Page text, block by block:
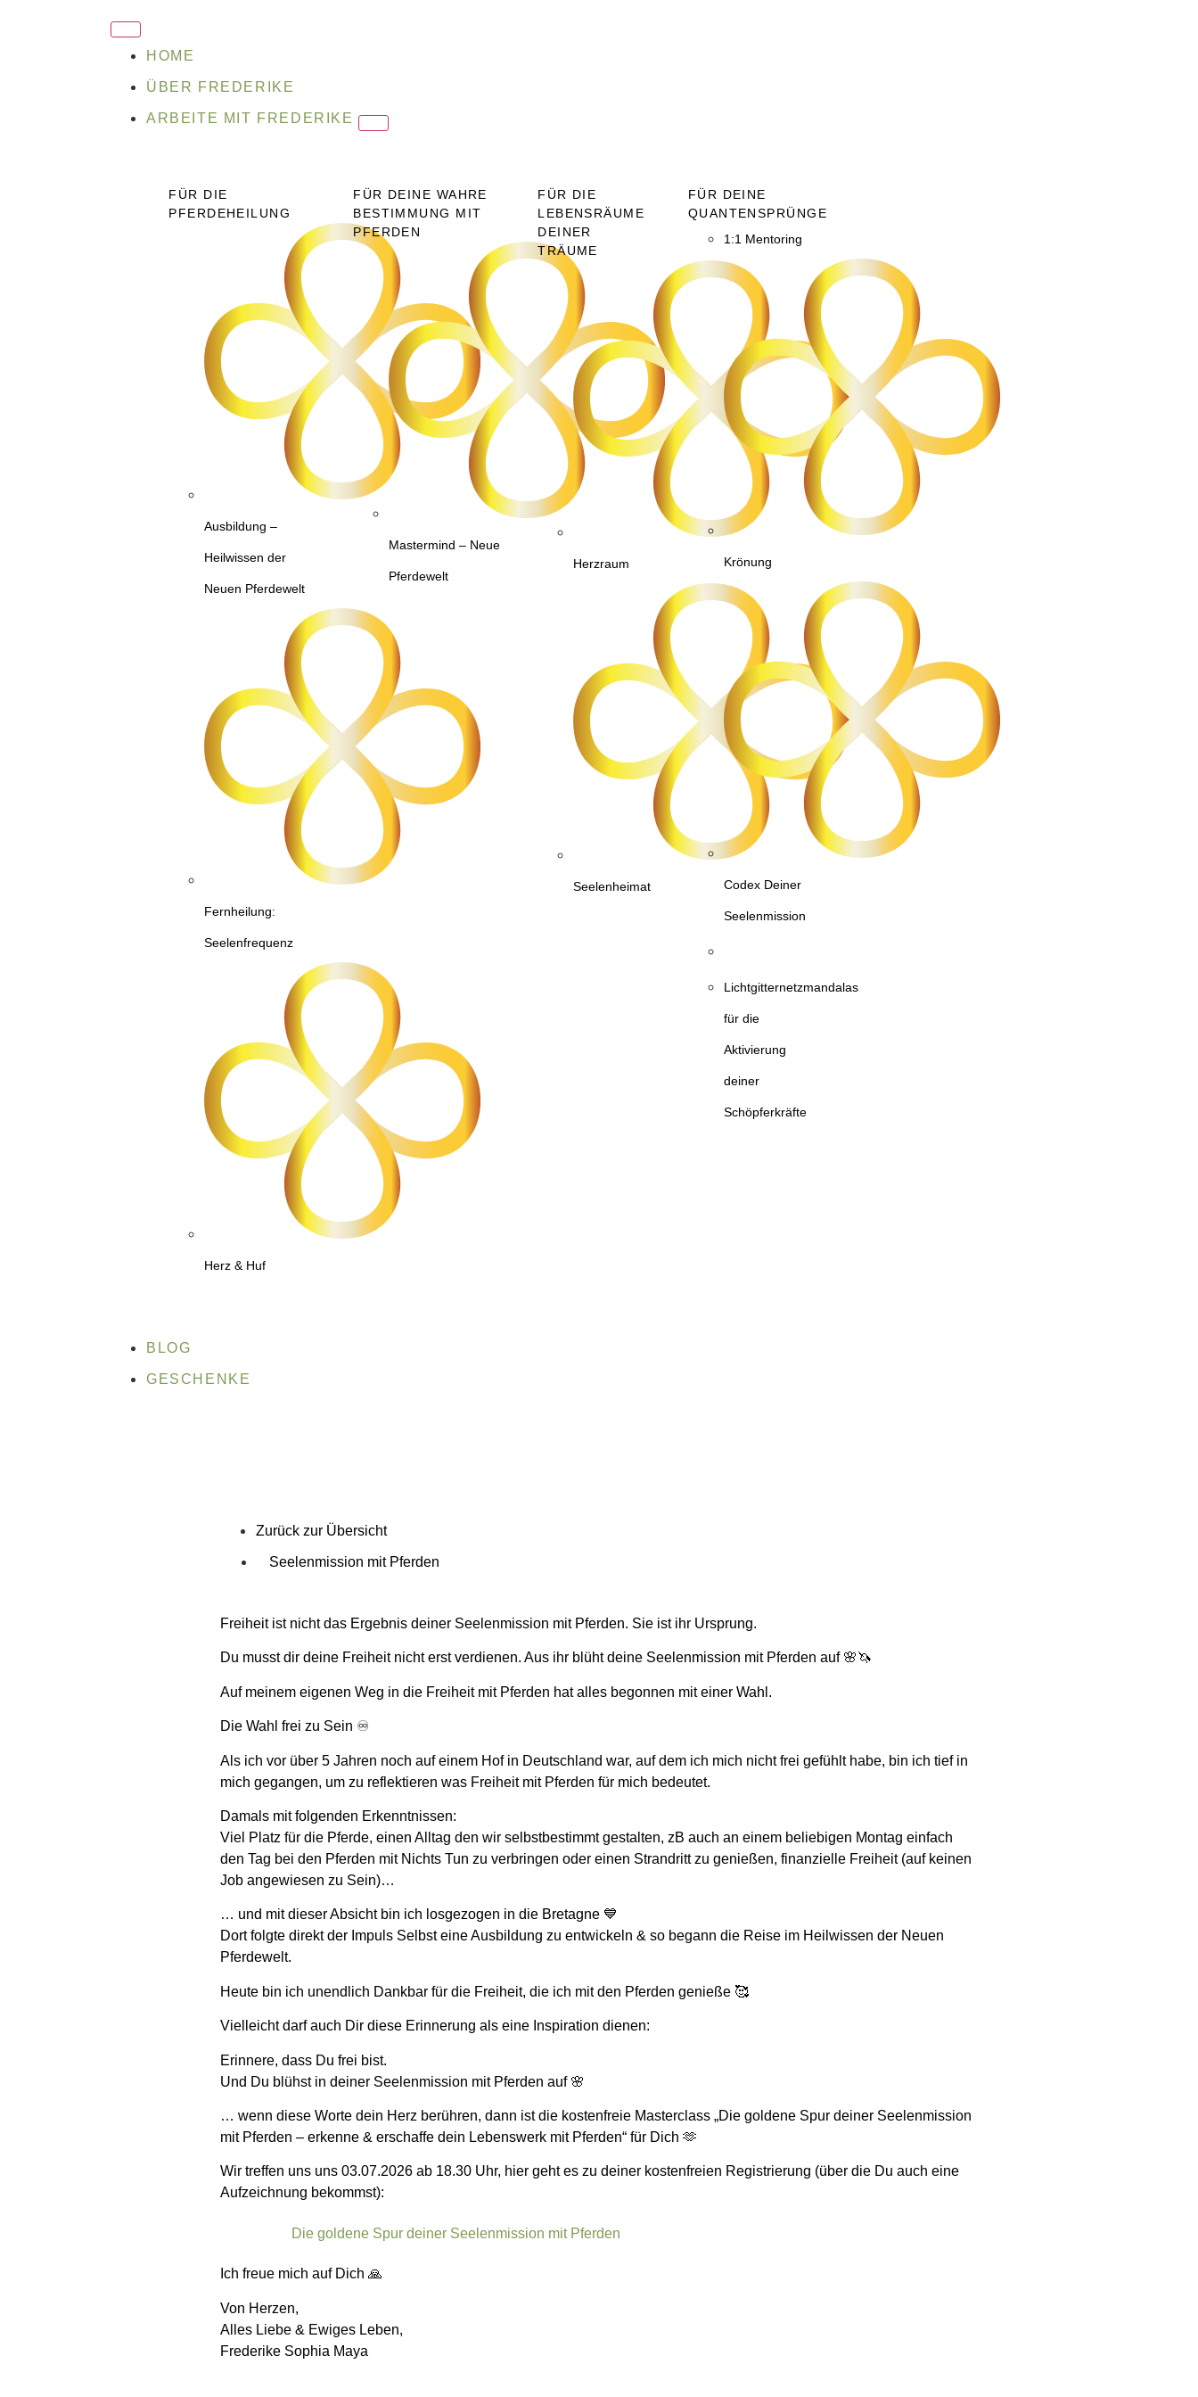
HOME
ÜBER FREDERIKE
ARBEITE MIT FREDERIKE
FÜR DIE
PFERDEHEILUNG
Ausbildung –
Heilwissen der
Neuen Pferdewelt
Fernheilung:
Seelenfrequenz
Herz & Huf
FÜR DEINE WAHRE
BESTIMMUNG MIT
PFERDEN
Mastermind – Neue
Pferdewelt
FÜR DIE
LEBENSRÄUME
DEINER
TRÄUME
Herzraum
Seelenheimat
FÜR DEINE
QUANTENSPRÜNGE
1:1 Mentoring
Krönung
Codex Deiner
Seelenmission
Lichtgitternetzmandalas
für die
Aktivierung
deiner
Schöpferkräfte
BLOG
GESCHENKE
Zurück zur Übersicht
Seelenmission mit Pferden
Freiheit ist nicht das Ergebnis deiner Seelenmission mit Pferden. Sie ist ihr Ursprung.
Du musst dir deine Freiheit nicht erst verdienen. Aus ihr blüht deine Seelenmission mit Pferden auf 🌸🦄
Auf meinem eigenen Weg in die Freiheit mit Pferden hat alles begonnen mit einer Wahl.
Die Wahl frei zu Sein ♾️
Als ich vor über 5 Jahren noch auf einem Hof in Deutschland war, auf dem ich mich nicht frei gefühlt habe, bin ich tief in
mich gegangen, um zu reflektieren was Freiheit mit Pferden für mich bedeutet.
Damals mit folgenden Erkenntnissen:
Viel Platz für die Pferde, einen Alltag den wir selbstbestimmt gestalten, zB auch an einem beliebigen Montag einfach
den Tag bei den Pferden mit Nichts Tun zu verbringen oder einen Strandritt zu genießen, finanzielle Freiheit (auf keinen
Job angewiesen zu Sein)…
… und mit dieser Absicht bin ich losgezogen in die Bretagne 💙
Dort folgte direkt der Impuls Selbst eine Ausbildung zu entwickeln & so begann die Reise im Heilwissen der Neuen
Pferdewelt.
Heute bin ich unendlich Dankbar für die Freiheit, die ich mit den Pferden genieße 🥰
Vielleicht darf auch Dir diese Erinnerung als eine Inspiration dienen:
Erinnere, dass Du frei bist.
Und Du blühst in deiner Seelenmission mit Pferden auf 🌸
… wenn diese Worte dein Herz berühren, dann ist die kostenfreie Masterclass „Die goldene Spur deiner Seelenmission
mit Pferden – erkenne & erschaffe dein Lebenswerk mit Pferden“ für Dich 🫶
Wir treffen uns uns 03.07.2026 ab 18.30 Uhr, hier geht es zu deiner kostenfreien Registrierung (über die Du auch eine
Aufzeichnung bekommst):
Die goldene Spur deiner Seelenmission mit Pferden
Ich freue mich auf Dich 🙏
Von Herzen,
Alles Liebe & Ewiges Leben,
Frederike Sophia Maya